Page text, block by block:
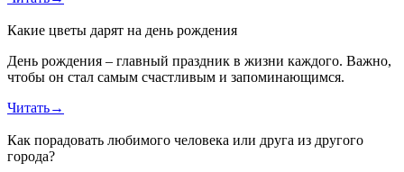
Какие цветы дарят на день рождения
День рождения – главный праздник в жизни каждого. Важно,
чтобы он стал самым счастливым и запоминающимся.
Читать→
Как порадовать любимого человека или друга из другого
города?